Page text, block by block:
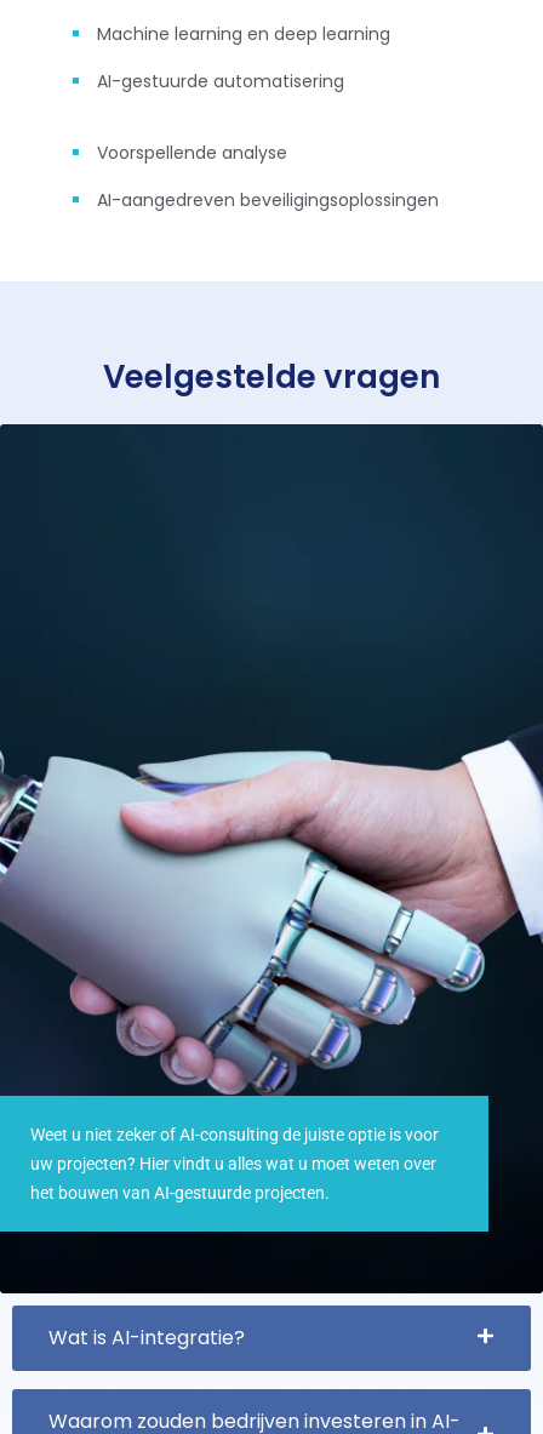
Machine learning en deep learning
AI-gestuurde automatisering
Voorspellende analyse
AI-aangedreven beveiligingsoplossingen
Veelgestelde vragen
Weet u niet zeker of AI-consulting de juiste optie is voor
uw projecten? Hier vindt u alles wat u moet weten over
het bouwen van AI-gestuurde projecten.
Wat is AI-integratie?
Waarom zouden bedrijven investeren in AI-